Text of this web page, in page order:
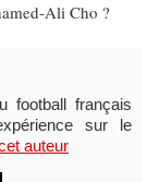
Ali Cho ?
football français
sur le
auteur